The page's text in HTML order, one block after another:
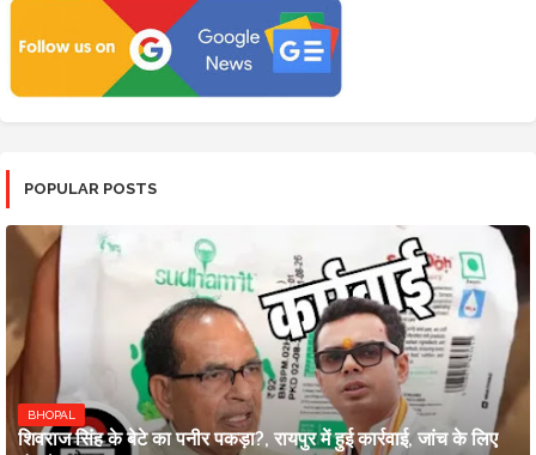
POPULAR POSTS
BHOPAL
शिवराज सिंह के बेटे का पनीर पकड़ा?, रायपुर में हुई कार्रवाई, जांच के लिए